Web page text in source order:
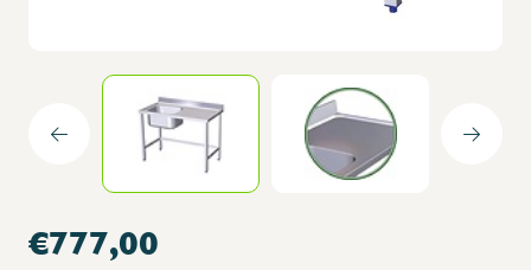
€777,00